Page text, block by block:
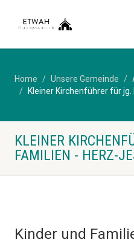
Home Unsere Gemeinde
Kleiner Kirchenführer für
KLEINER
FAMILIEN - HERZ-
Kinder und